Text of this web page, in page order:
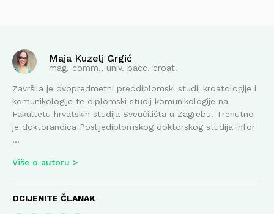
Maja Kuzelj Grgić
mag. comm., univ. bacc. croat.
Završila je dvopredmetni preddiplomski studij kroatologije i
komunikologije te diplomski studij komunikologije na
Fakultetu hrvatskih studija Sveučilišta u Zagrebu. Trenutno
je doktorandica Poslijediplomskog doktorskog studija infor
...
Više o autoru
OCIJENITE ČLANAK